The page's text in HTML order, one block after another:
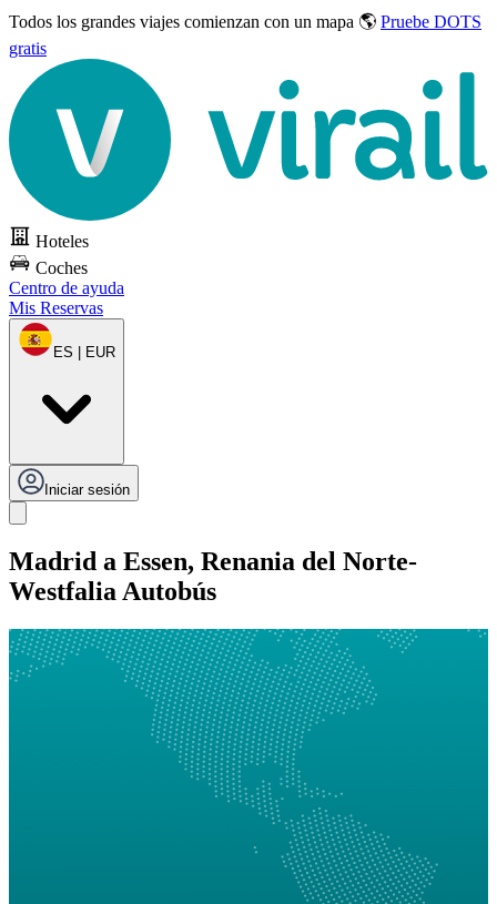
Todos los grandes viajes comienzan con un mapa 🌎 Pruebe DOTS
gratis
Hoteles
Coches
Centro de ayuda
Mis Reservas
ES | EUR
Iniciar sesión
Madrid a Essen, Renania del Norte-
Westfalia Autobús